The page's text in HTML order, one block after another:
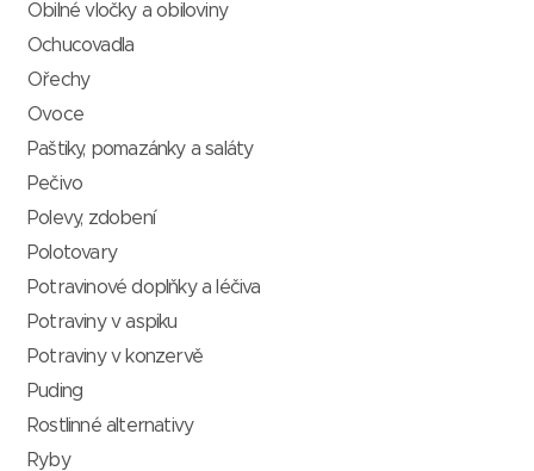
Obilné vločky a obiloviny
Ochucovadla
Ořechy
Ovoce
Paštiky, pomazánky a saláty
Pečivo
Polevy, zdobení
Polotovary
Potravinové doplňky a léčiva
Potraviny v aspiku
Potraviny v konzervě
Puding
Rostlinné alternativy
Ryby